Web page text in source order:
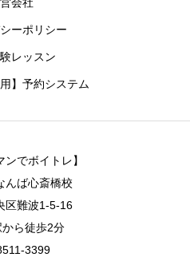
ーポリシー
レッスン
】予約システム
ンでボイトレ】
んば心斎橋校
区難波1-5-16
から徒歩2分
3399